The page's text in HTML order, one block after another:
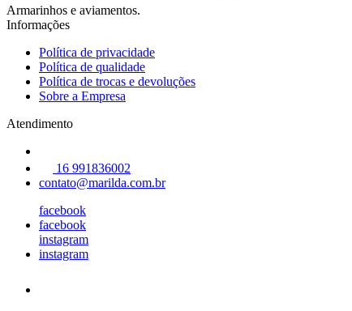
Armarinhos e aviamentos.
Informações
Política de privacidade
Política de qualidade
Política de trocas e devoluções
Sobre a Empresa
Atendimento
16 991836002
contato@marilda.com.br
facebook
facebook
instagram
instagram